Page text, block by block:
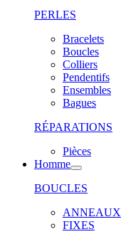
PERLES
Bracelets
Boucles
Colliers
Pendentifs
Ensembles
Bagues
RÉPARATIONS
Pièces
Homme
BOUCLES
ANNEAUX
FIXES